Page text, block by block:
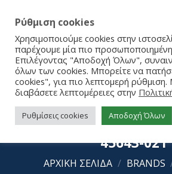
Mayoral Πέδιλα
45643-021
ΑΡΧΙΚΉ ΣΕΛΊΔΑ / BRANDS
Ρύθμιση cookies
Χρησιμοποιούμε cookies στην
παρέχουμε μία πιο προσωποποιημένη
Επιλέγοντας "Αποδοχή Όλων",
όλων των cookies. Μπορείτε να
cookies", για πιο λεπτομερή ρύθμιση.
διαβάσετε λεπτομέρειες στην
Ρυθμίσεις cookies Αποδοχή Όλων